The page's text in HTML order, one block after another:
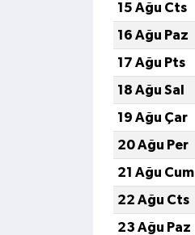
15 Ağu Cts
16 Ağu Paz
17 Ağu Pts
18 Ağu Sal
19 Ağu Çar
20 Ağu Per
21 Ağu Cum
22 Ağu Cts
23 Ağu Paz